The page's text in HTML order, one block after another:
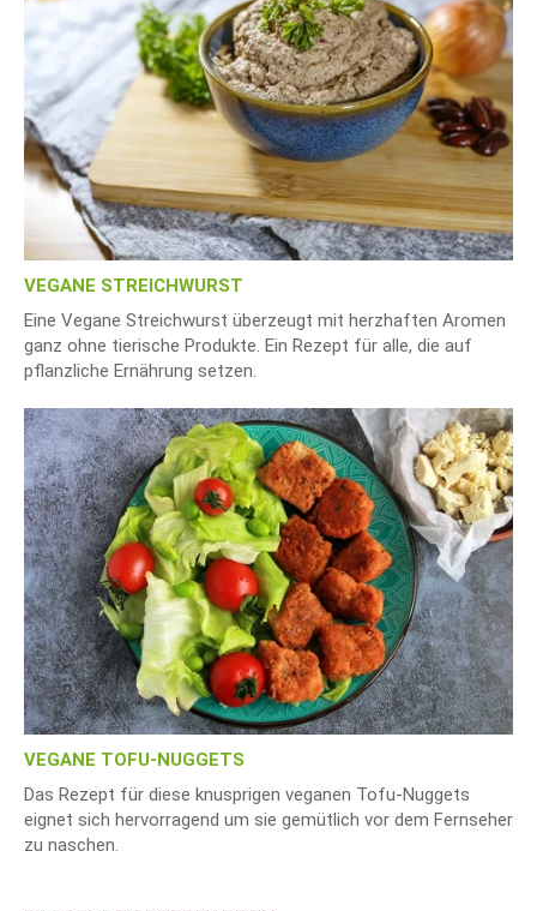
VEGANE STREICHWURST
Eine Vegane Streichwurst überzeugt mit herzhaften Aromen
ganz ohne tierische Produkte. Ein Rezept für alle, die auf
pflanzliche Ernährung setzen.
VEGANE TOFU-NUGGETS
Das Rezept für diese knusprigen veganen Tofu-Nuggets
eignet sich hervorragend um sie gemütlich vor dem Fernseher
zu naschen.